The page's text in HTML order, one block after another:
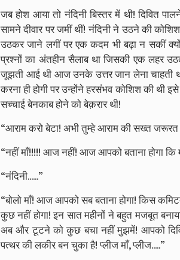
जब होश आया तो नंदिनी बिस्तर में थी! दिवित
सामने दीवार पर जमीं थीं! नंदिनी ने उठने की
उठकर जाने लगीं पर एक कदम भी बढ़ा न सकीं
प्रश्नों का अंतहीन सैलाब था जिसकी एक लहर
जूझती आई थी आज उनके उत्तर जान लेना चाहती
करना ही होगी पर उन्होंने हरसंभव कोशिश की
सच्चाई बेनकाब होने को बेक़रार थी!
“आराम करो बेटा! अभी तुम्हे आराम की सख्त
“नहीं माँ!!!!! आज नहीं! आज आपको बताना होगा
“नंदिनी......”
“बोलो माँ! आज आपको सब बताना होगा! किस
कुछ नहीं होगा! इन सात महीनों ने बहुत मजबूत
अब और टूटने को कुछ बचा नहीं मुझमें! आपको
पत्थर की लकीर बन चुका है! प्लीज माँ, प्लीज.....”